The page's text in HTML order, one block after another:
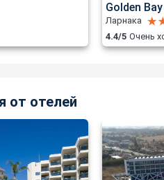
Golden
Ларнака
4.4/5 Очень
от отелей